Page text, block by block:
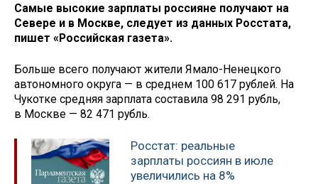
Самые высокие зарплаты россияне получают на
Севере и в Москве, следует из данных Росстата,
пишет «Российская газета».
Больше всего получают жители Ямало-Ненецкого
автономного округа — в среднем 100 617 рублей. На
Чукотке средняя зарплата составила 98 291 рубль,
в Москве — 82 471 рубль.
Росстат: реальные
зарплаты россиян в июле
увеличились на 8%